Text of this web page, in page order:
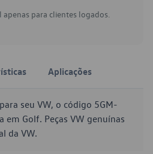
para clientes logados.
Aplicações
seu VW, o código 5GM-
Golf. Peças VW genuínas
da VW.